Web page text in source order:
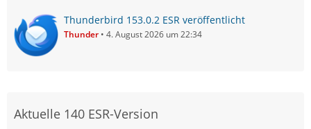
Thunderbird 153.0.2 ESR veröffentlicht
Thunder 4. August 2026 um 22:34
Aktuelle 140 ESR-Version